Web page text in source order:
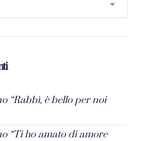
“Rabbì, è bello per noi
“Ti ho amato di amore